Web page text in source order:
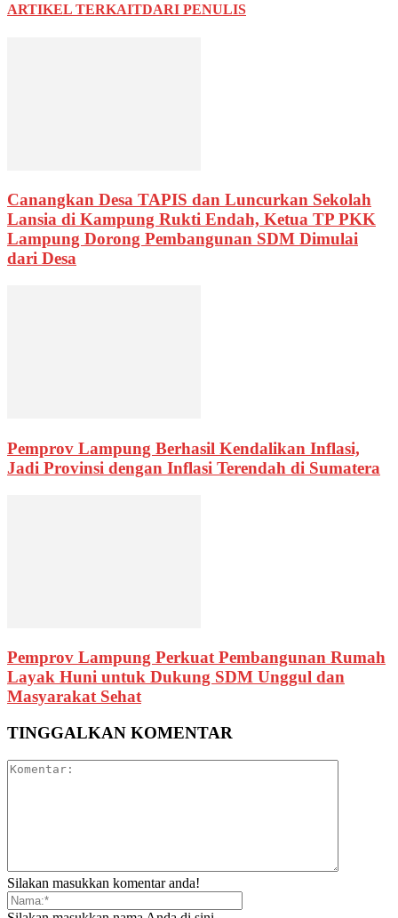
ARTIKEL TERKAITDARI PENULIS
Canangkan Desa TAPIS dan Luncurkan Sekolah
Lansia di Kampung Rukti Endah, Ketua TP PKK
Lampung Dorong Pembangunan SDM Dimulai
dari Desa
Pemprov Lampung Berhasil Kendalikan Inflasi,
Jadi Provinsi dengan Inflasi Terendah di Sumatera
Pemprov Lampung Perkuat Pembangunan Rumah
Layak Huni untuk Dukung SDM Unggul dan
Masyarakat Sehat
TINGGALKAN KOMENTAR
Silakan masukkan komentar anda!